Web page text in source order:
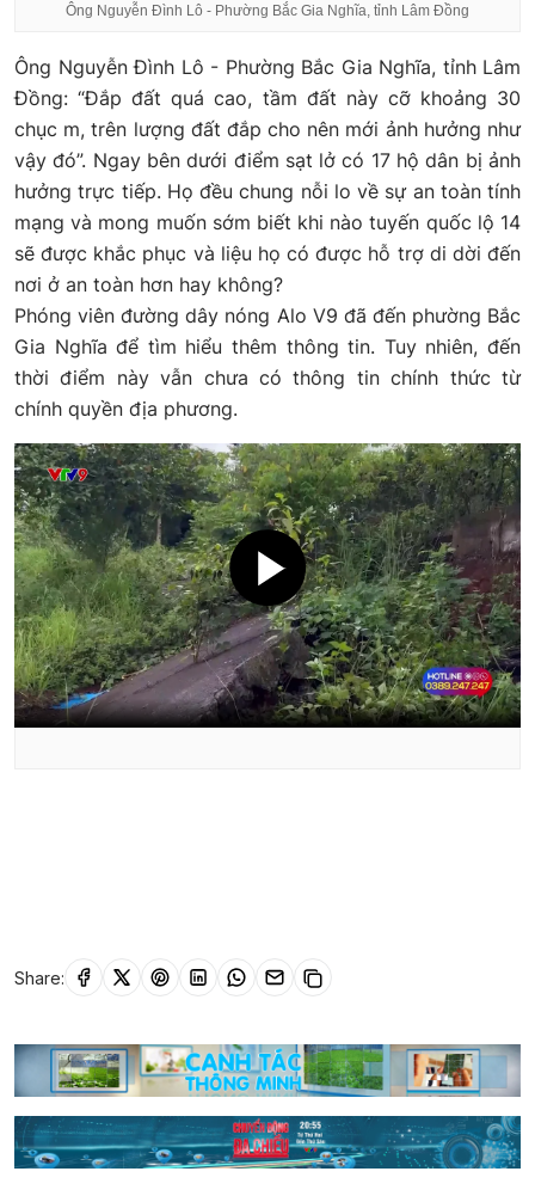
Ông Nguyễn Đình Lô - Phường Bắc Gia Nghĩa, tỉnh Lâm Đồng
Ông Nguyễn Đình Lô - Phường Bắc Gia Nghĩa, tỉnh Lâm
Đồng: “Đắp đất quá cao, tầm đất này cỡ khoảng 30
chục m, trên lượng đất đắp cho nên mới ảnh hưởng như
vậy đó”. Ngay bên dưới điểm sạt lở có 17 hộ dân bị ảnh
hưởng trực tiếp. Họ đều chung nỗi lo về sự an toàn tính
mạng và mong muốn sớm biết khi nào tuyến quốc lộ 14
sẽ được khắc phục và liệu họ có được hỗ trợ di dời đến
nơi ở an toàn hơn hay không?
Phóng viên đường dây nóng Alo V9 đã đến phường Bắc
Gia Nghĩa để tìm hiểu thêm thông tin. Tuy nhiên, đến
thời điểm này vẫn chưa có thông tin chính thức từ
chính quyền địa phương.
Share: